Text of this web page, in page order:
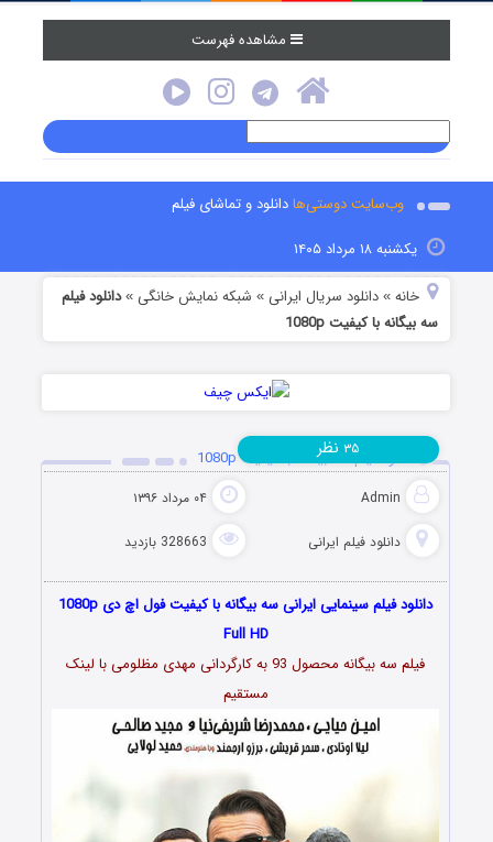
مشاهده فهرست
وب‌سایت دوستی‌هادانلود و تماشای فیلم
یکشنبه ۱۸ مرداد ۱۴۰۵
خانه »دانلود سریال ایرانی » شبکه نمایش خانگی »دانلود فیلم
سه بیگانه با کیفیت 1080p
دانلود فیلم سه بیگانه با کیفیت 1080p
Admin ۰۴ مرداد ۱۳۹۶
دانلود فیلم‌ ایرانی 328663 بازدید
۳۵ نظر
دانلود فیلم سینمایی ایرانی سه بیگانه با کیفیت فول اچ دی 1080p
Full HD
فیلم سه بیگانه محصول 93 به کارگردانی مهدی مظلومی با لینک
مستقیم